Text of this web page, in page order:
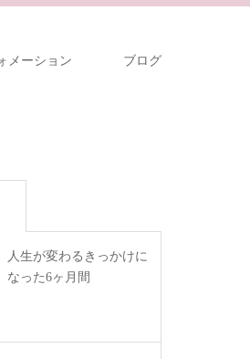
メーション ブログ
人生が変わるきっかけに
なった6ヶ月間